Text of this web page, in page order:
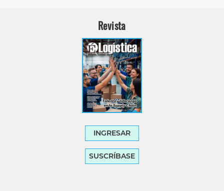
Revista
INGRESAR
SUSCRÍBASE